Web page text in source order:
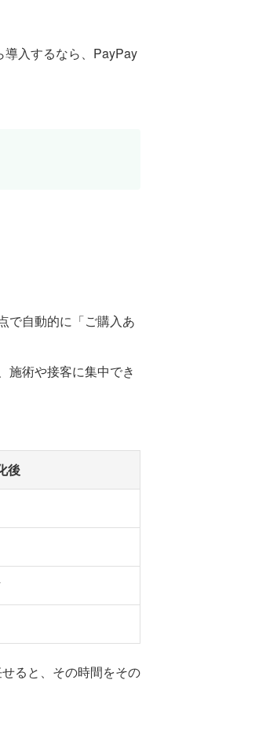
入するなら、PayPay
で自動的に「ご購入あ
施術や接客に集中でき
後
ると、その時間をその